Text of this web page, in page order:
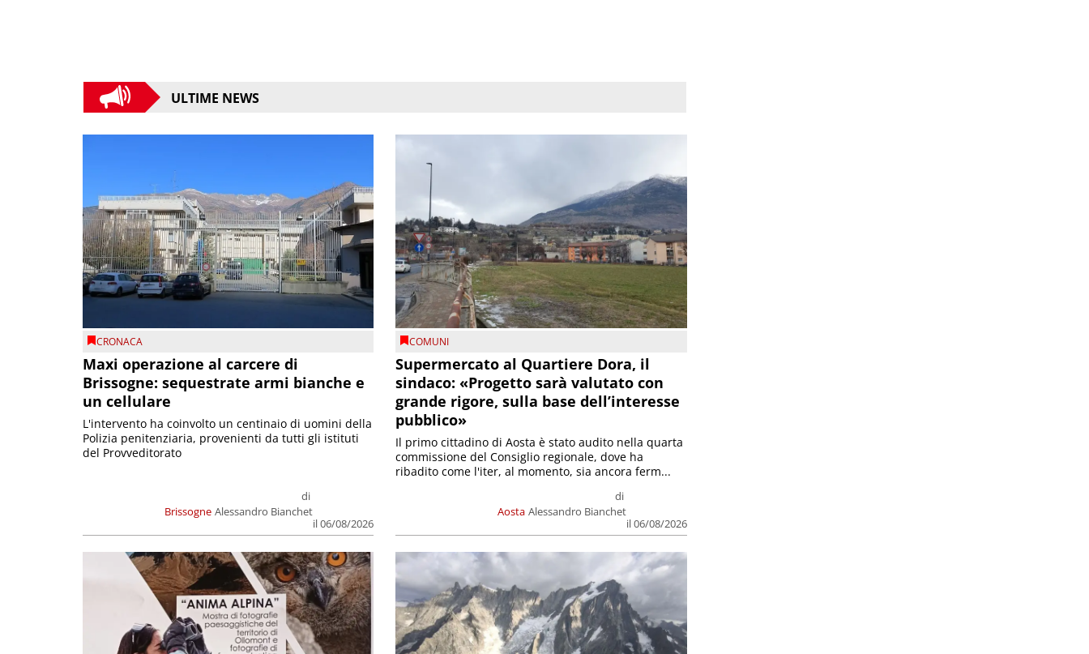
ULTIME NEWS
CRONACA
Maxi operazione al carcere di
Brissogne: sequestrate armi bianche e
un cellulare
Brissogne
di
Alessandro Bianchet
il 06/08/2026
L'intervento ha coinvolto un centinaio di uomini della
Polizia penitenziaria, provenienti da tutti gli istituti
del Provveditorato
COMUNI
Supermercato al Quartiere Dora, il
sindaco: «Progetto sarà valutato con
grande rigore, sulla base dell’interesse
pubblico»
Aosta
di
Alessandro Bianchet
il 06/08/2026
Il primo cittadino di Aosta è stato audito nella quarta
commissione del Consiglio regionale, dove ha
ribadito come l'iter, al momento, sia ancora ferm...